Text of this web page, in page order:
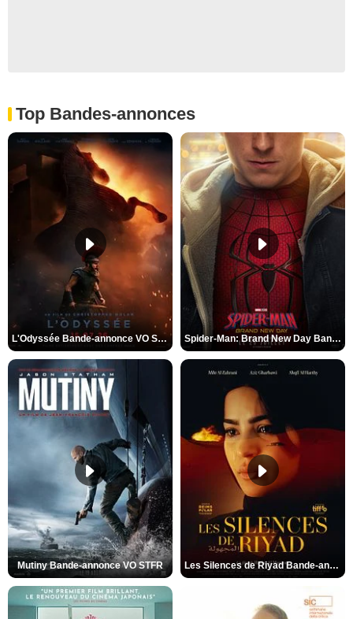
Top Bandes-annonces
L'Odyssée Bande-annonce VO STFR Spider-Man: Brand New Day Bande-annonce VO STFR
Mutiny Bande-annonce VO STFR Les Silences de Riyad Bande-annonce VO STFR